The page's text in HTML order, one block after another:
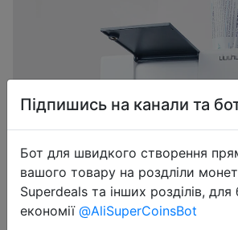
Підпишись на канали та
Бот для швидкого створення
вашого товару на роздліли
Superdeals та інших розділів, для
економії @AliSuperCoinsBot